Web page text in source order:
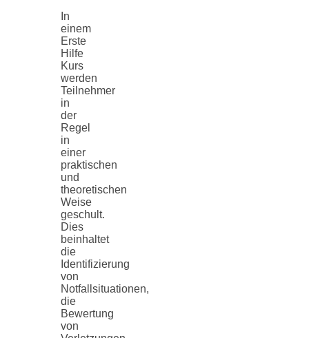
In
einem
Erste
Hilfe
Kurs
werden
Teilnehmer
in
der
Regel
in
einer
praktischen
und
theoretischen
Weise
geschult.
Dies
beinhaltet
die
Identifizierung
von
Notfallsituationen,
die
Bewertung
von